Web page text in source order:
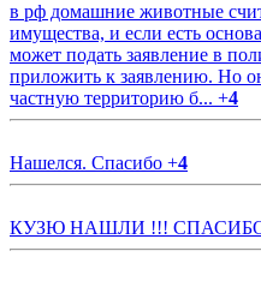
в рф домашние животные
имущества, и если есть
может подать заявление в
приложить к заявлению. Но
частную территорию б... +4
Нашелся. Спасибо +4
КУЗЮ НАШЛИ !!!